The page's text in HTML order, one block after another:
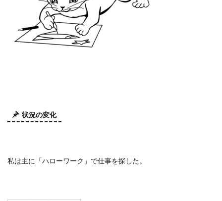
状況の変化
私は主に「ハローワーク」で仕事を探した。